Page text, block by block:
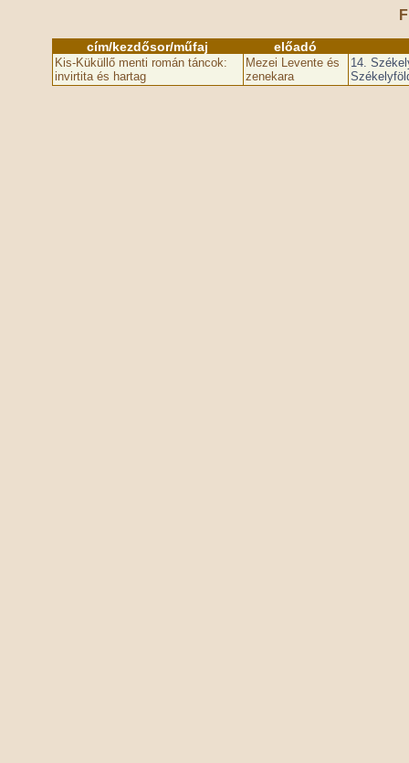
cím/kezdősor/műfaj előadó
Kis-Küküllő menti román táncok:
invirtita és hartag
Mezei Levente és
zenekara
14.